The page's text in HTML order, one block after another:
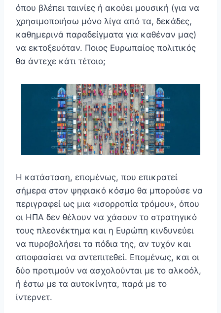
όπου βλέπει ταινίες ή ακούει μουσική (για να
χρησιμοποιήσω μόνο λίγα από τα, δεκάδες,
καθημερινά παραδείγματα για καθέναν μας)
να εκτοξευόταν. Ποιος Ευρωπαίος πολιτικός
θα άντεχε κάτι τέτοιο;
Η κατάσταση, επομένως, που επικρατεί
σήμερα στον ψηφιακό κόσμο θα μπορούσε να
περιγραφεί ως μια «ισορροπία τρόμου», όπου
οι ΗΠΑ δεν θέλουν να χάσουν το στρατηγικό
τους πλεονέκτημα και η Ευρώπη κινδυνεύει
να πυροβολήσει τα πόδια της, αν τυχόν και
αποφασίσει να αντεπιτεθεί. Επομένως, και οι
δύο προτιμούν να ασχολούνται με το αλκοόλ,
ή έστω με τα αυτοκίνητα, παρά με το
ίντερνετ.